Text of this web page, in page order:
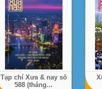
Tạp chí Xưa & nay số
588 (tháng...